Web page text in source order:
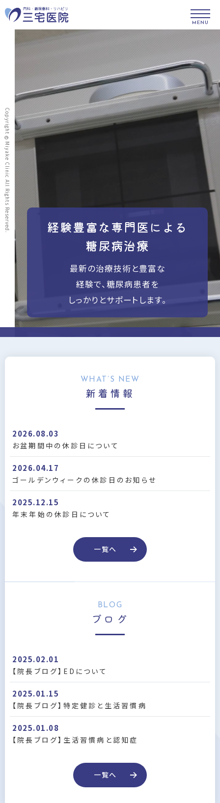
MENU
地域に根付いた
「かかりつけ医」として
専門医の目でサポートし、
地元の患者様に愛されるクリニックを
目指します。
経験豊富な専門医による
糖尿病治療
最新の治療技術と豊富な
経験で、糖尿病患者を
しっかりとサポートします。
患者様と真剣に向き合う
継続した糖尿病治療
一人ひとりに合わせた
治療プランで、患者様と共に
糖尿病と向き合います。
Copyright
©
Miyake Clinic All Rights Reserved.
WHAT’S NEW
新着情報
2026.08.03
お盆期間中の休診日について
2026.04.17
ゴールデンウィークの休診日のお知らせ
2025.12.15
年末年始の休診日について
一覧へ
BLOG
ブログ
2025.02.01
【院長ブログ】EDについて
2025.01.15
【院長ブログ】特定健診と生活習慣病
2025.01.08
【院長ブログ】生活習慣病と認知症
一覧へ